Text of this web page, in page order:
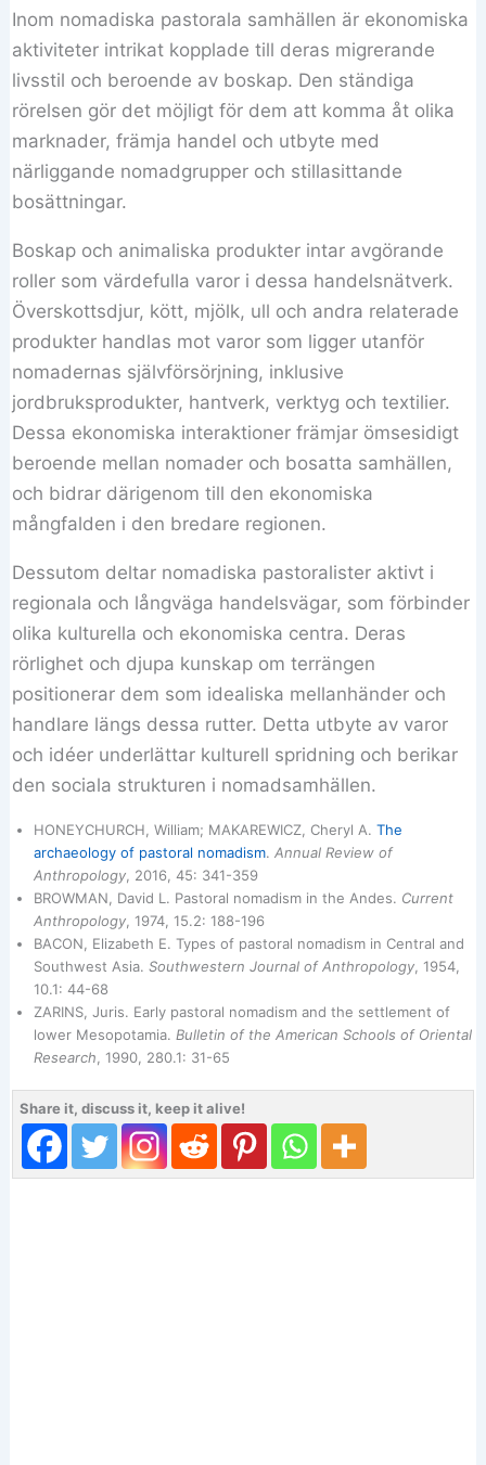
Inom nomadiska pastorala samhällen är ekonomiska
aktiviteter intrikat kopplade till deras migrerande
livsstil och beroende av boskap. Den ständiga
rörelsen gör det möjligt för dem att komma åt olika
marknader, främja handel och utbyte med
närliggande nomadgrupper och stillasittande
bosättningar.
Boskap och animaliska produkter intar avgörande
roller som värdefulla varor i dessa handelsnätverk.
Överskottsdjur, kött, mjölk, ull och andra relaterade
produkter handlas mot varor som ligger utanför
nomadernas självförsörjning, inklusive
jordbruksprodukter, hantverk, verktyg och textilier.
Dessa ekonomiska interaktioner främjar ömsesidigt
beroende mellan nomader och bosatta samhällen,
och bidrar därigenom till den ekonomiska
mångfalden i den bredare regionen.
Dessutom deltar nomadiska pastoralister aktivt i
regionala och långväga handelsvägar, som förbinder
olika kulturella och ekonomiska centra. Deras
rörlighet och djupa kunskap om terrängen
positionerar dem som idealiska mellanhänder och
handlare längs dessa rutter. Detta utbyte av varor
och idéer underlättar kulturell spridning och berikar
den sociala strukturen i nomadsamhällen.
HONEYCHURCH, William; MAKAREWICZ, Cheryl A.The
archaeology of pastoral nomadism.Annual Review of
Anthropology , 2016, 45: 341-359
BROWMAN, David L. Pastoral nomadism in the Andes. Current
Anthropology , 1974, 15.2: 188-196
BACON, Elizabeth E. Types of pastoral nomadism in Central and
Southwest Asia.Southwestern Journal of Anthropology , 1954,
10.1: 44-68
ZARINS, Juris. Early pastoral nomadism and the settlement of
lower Mesopotamia.Bulletin of the American Schools of Oriental
Research , 1990, 280.1: 31-65
Share it, discuss it, keep it alive!